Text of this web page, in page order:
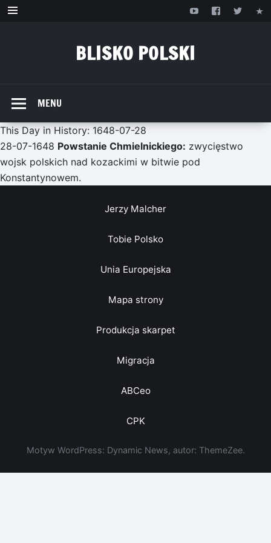
Przejdź
BLISKO POLSKI
MENU
This Day in History: 1648-07-28
28-07-1648 Powstanie Chmielnickiego: zwycięstwo
wojsk polskich nad kozackimi w bitwie pod
Konstantynowem.
Jerzy Malcher
Tobie Polsko
Unia Europejska
Mapa strony
Produkcja skarpet
Migracja
ABCeo
CPK
Motyw WordPress: Dynamic News, autor: ThemeZee.